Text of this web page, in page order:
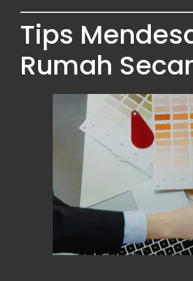
Tips
Rumah